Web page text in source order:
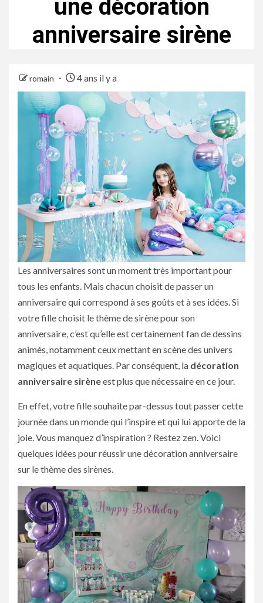
une décoration
anniversaire sirène
romain 4 ans il y a
Les anniversaires sont un moment très important pour
tous les enfants. Mais chacun choisit de passer un
anniversaire qui correspond à ses goûts et à ses idées. Si
votre fille choisit le thème de sirène pour son
anniversaire, c’est qu’elle est certainement fan de dessins
animés, notamment ceux mettant en scène des univers
magiques et aquatiques. Par conséquent, la décoration
anniversaire sirèneest plus que nécessaire en ce jour.
En effet, votre fille souhaite par-dessus tout passer cette
journée dans un monde qui l’inspire et qui lui apporte de la
joie. Vous manquez d’inspiration ? Restez zen. Voici
quelques idées pour réussir une décoration anniversaire
sur le thème des sirènes.